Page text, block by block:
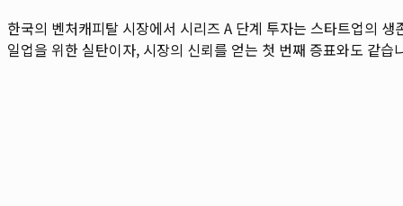
한국의 벤처캐피탈 시장에서 시리즈 A 단계 투자는 스타트업의
일업을 위한 실탄이자, 시장의 신뢰를 얻는 첫 번째 증표와도 같습